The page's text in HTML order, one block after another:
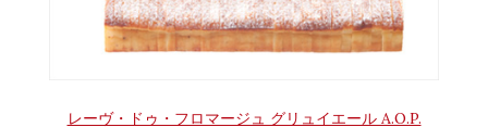
レーヴ・ドゥ・フロマージュ グリュイエール A.O.P.